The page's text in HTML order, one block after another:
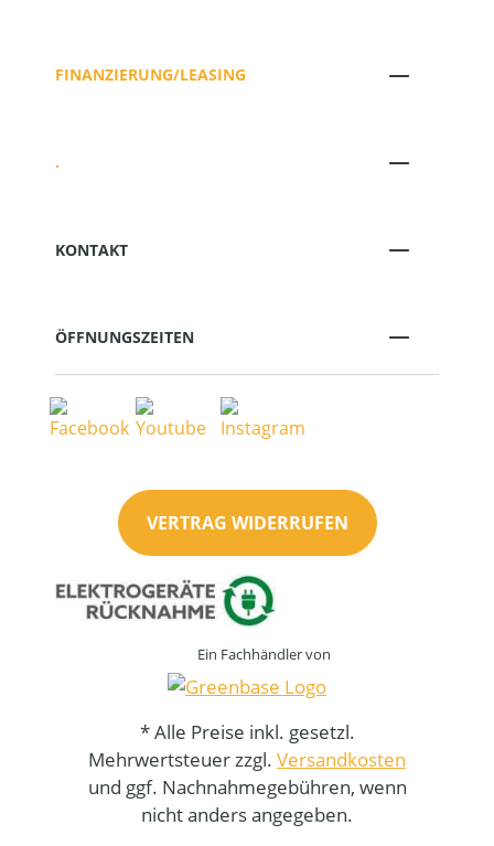
FINANZIERUNG/LEASING
.
KONTAKT
ÖFFNUNGSZEITEN
VERTRAG WIDERRUFEN
Ein Fachhändler von
* Alle Preise inkl. gesetzl.
Mehrwertsteuer zzgl. Versandkosten
und ggf. Nachnahmegebühren, wenn
nicht anders angegeben.